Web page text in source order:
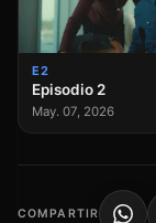
E2
Episodio 2
May. 07, 2026
COMPARTIR